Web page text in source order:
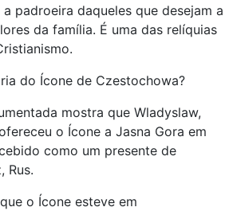
padroeira daqueles que desejam a
da família. É uma das relíquias
do Ícone de Czestochowa?
mostra que Wladyslaw,
o Ícone a Jasna Gora em
como um presente de
Rus.
o Ícone esteve em